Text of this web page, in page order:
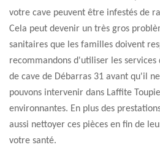
votre cave peuvent être infestés de
Cela peut devenir un très gros
sanitaires que les familles doivent
recommandons d'utiliser les
de cave de Débarras 31 avant qu'il
pouvons intervenir dans Laffite
environnantes. En plus des
aussi nettoyer ces pièces en fin de
votre santé.